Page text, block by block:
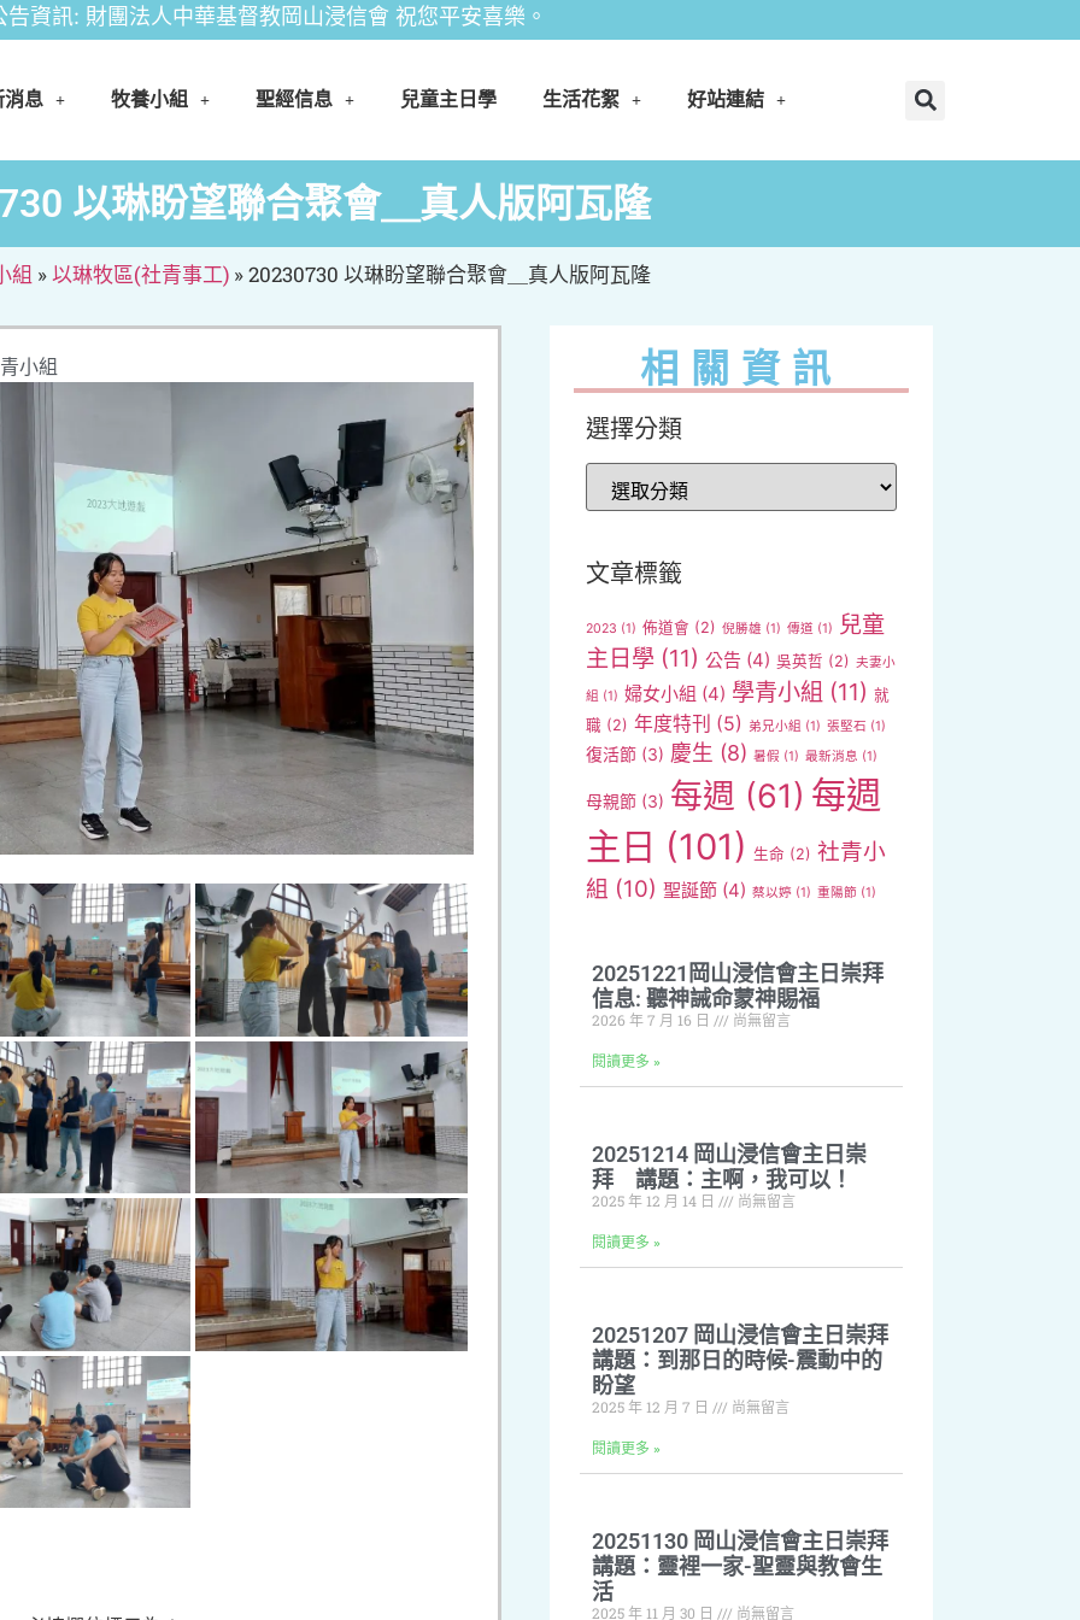
團法人中華基督教岡山浸信會 祝您平安喜樂。
消息 牧養小組 聖經信息 兒童主日學 生活花絮 好站連結
以琳盼望聯合聚會＿真人版阿瓦隆
組 »以琳牧區(社青事工)»20230730 以琳盼望聯合聚會＿真人版阿瓦隆
小組 相關資訊
選擇分類
文章標籤
2023 (1) 佈道會 (2) 倪勝雄 (1) 傳道 (1)
兒童
主日學(11) 公告(4) 吳英哲 (2) 夫妻小
組 (1) 婦女小組 (4) 學青小組 (11) 就
職 (2) 年度特刊 (5) 弟兄小組 (1) 張堅石 (1)
復活節(3) 慶生 (8) 暑假 (1) 最新消息 (1)
母親節(3) 每週 (61) 每週
主日 (101) 生命 (2) 社青小
組 (10) 聖誕節(4) 蔡以婷(1) 重陽節(1)
20251221岡山浸信會主日崇拜
信息: 聽神誡命蒙神賜福
2026 年 7 月 16 日 尚無留言
閱讀更多 »
20251214 岡山浸信會主日崇
拜 講題：主啊，我可以！
2025 年 12 月 14 日 尚無留言
閱讀更多 »
20251207 岡山浸信會主日崇拜
講題：到那日的時候-震動中的
盼望
2025 年 12 月 7 日 尚無留言
閱讀更多 »
20251130 岡山浸信會主日崇拜
講題：靈裡一家-聖靈與教會生
活
2025 年 11 月 30 日 尚無留言